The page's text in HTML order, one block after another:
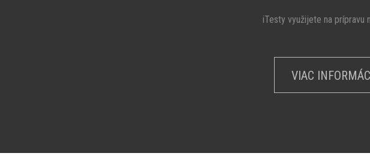
iTesty využijete na prípravu
VIAC